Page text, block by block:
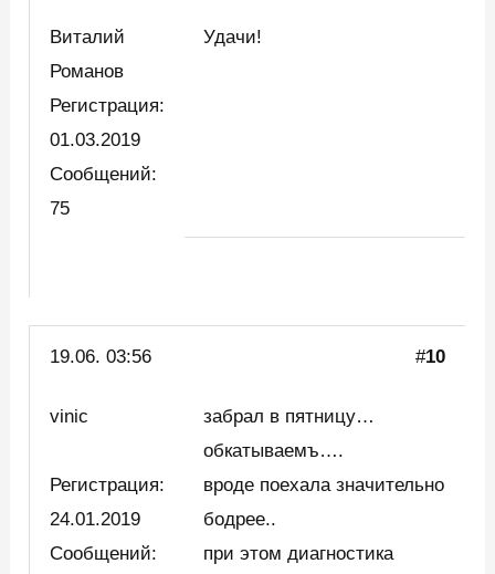
Виталий
Романов
Регистрация:
01.03.2019
Сообщений:
75
Удачи!
19.06. 03:56 #10
vinic
Регистрация:
24.01.2019
Сообщений:
забрал в пятницу…
обкатываемъ….
вроде поехала значительно
бодрее..
при этом диагностика